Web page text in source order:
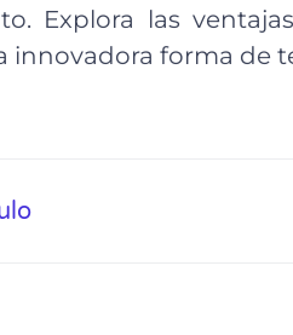
Explora las
innovadora forma de